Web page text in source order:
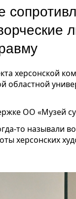
херсонской
областной
ОО «Музей
то называли
херсонских